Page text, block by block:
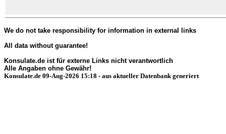
We do not take responsibility for information in external links
All data without guarantee!
Konsulate.de ist für externe Links nicht verantwortlich
Alle Angaben ohne Gewähr!
Konsulate.de 09-Aug-2026 15:18 - aus aktueller Datenbank generiert